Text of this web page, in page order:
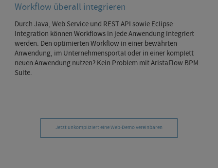
Workflow überall integrieren
Durch Java, Web Service und REST API sowie Eclipse
Integration können Workflows in jede Anwendung integriert
werden. Den optimierten Workflow in einer bewährten
Anwendung, im Unternehmensportal oder in einer komplett
neuen Anwendung nutzen? Kein Problem mit AristaFlow BPM
Suite.
Jetzt unkompliziert eine Web-Demo vereinbaren